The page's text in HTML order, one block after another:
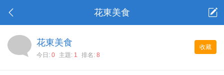
花東美食
收藏
花東美食
今日: 0 主題: 1 排名: 8